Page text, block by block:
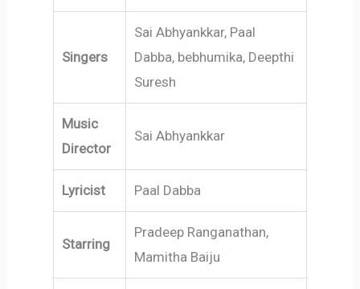
Singers
Sai Abhyankkar, Paal
Dabba, bebhumika, Deepthi
Suresh
Music
Director
Sai Abhyankkar
Lyricist Paal Dabba
Starring
Pradeep Ranganathan,
Mamitha Baiju